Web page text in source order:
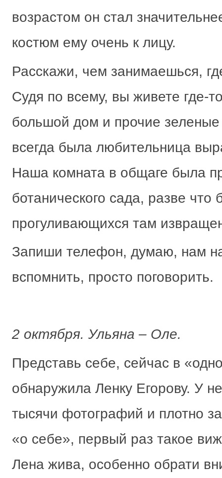
возрастом он стал
костюм ему очень к лицу.
Расскажи, чем занимаешься,
Судя по всему, вы живете где-
большой дом и прочие
всегда была любительница
Наша комната в общаге была
ботанического сада, разве что
прогуливающихся там
Запиши телефон, думаю, нам
вспомнить, просто поговорить.
2 октября. Ульяна – Оле.
Представь себе, сейчас в
обнаружила Ленку Егорову. У
тысячи фотографий и плотно
«о себе», первый раз такое
Лена жива, особенно обрати